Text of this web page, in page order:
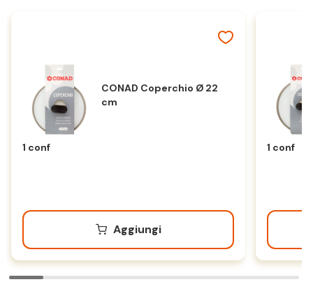
CONAD Coperchio Ø 22
cm
1 conf
Aggiungi
1 conf